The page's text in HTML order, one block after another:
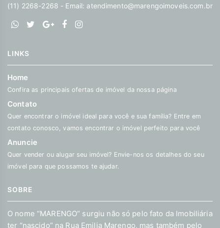
(11) 2268-2268 - Email: atendimento@marengoimoveis.com.br
LINKS
Home
Confira as principais ofertas de imóvel da nossa página
Contato
Quer encontrar o imóvel ideal para você e sua família? Entre em
contato conosco, vamos encontrar o imóvel perfeito para você
Anuncie
Quer vender ou alugar seu imóvel? Envie-nos os detalhes do seu
imóvel para que possamos te ajudar.
SOBRE
O nome “MARENGO” surgiu não só pelo fato da Imobiliária
ter “nascido” na Rua Emilia Marengo, mas também pelo